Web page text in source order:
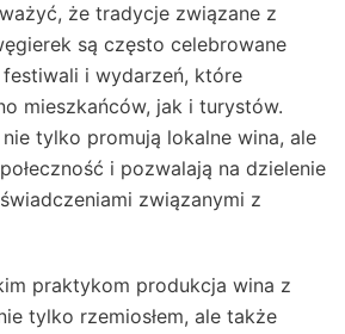
że tradycje związane z
są często celebrowane
i wydarzeń, które
mieszkańców, jak i turystów.
tylko promują lokalne wina, ale
i pozwalają na dzielenie
związanymi z
praktykom produkcja wina z
tylko rzemiosłem, ale także